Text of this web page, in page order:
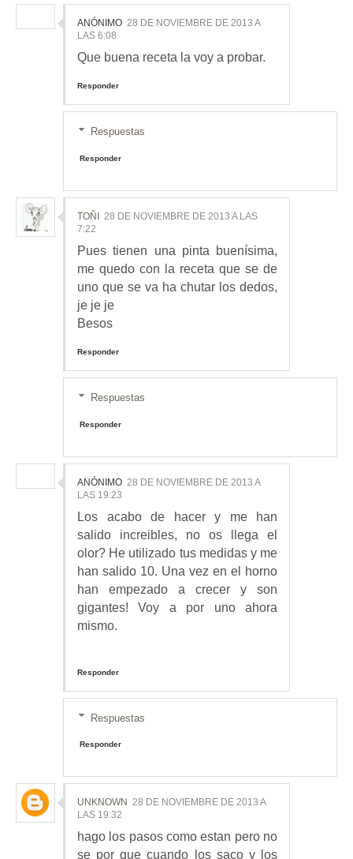
ANÓNIMO 28 DE NOVIEMBRE DE 2013 A
LAS 6:08
Que buena receta la voy a probar.
Responder
Respuestas
Responder
TOÑI 28 DE NOVIEMBRE DE 2013 A LAS
7:22
Pues tienen una pinta buenísima,
me quedo con la receta que se de
uno que se va ha chutar los dedos,
je je je
Besos
Responder
Respuestas
Responder
ANÓNIMO 28 DE NOVIEMBRE DE 2013 A
LAS 19:23
Los acabo de hacer y me han
salido increibles, no os llega el
olor? He utilizado tus medidas y me
han salido 10. Una vez en el horno
han empezado a crecer y son
gigantes! Voy a por uno ahora
mismo.
Responder
Respuestas
Responder
UNKNOWN 28 DE NOVIEMBRE DE 2013 A
LAS 19:32
hago los pasos como estan pero no
se por que cuando los saco y los